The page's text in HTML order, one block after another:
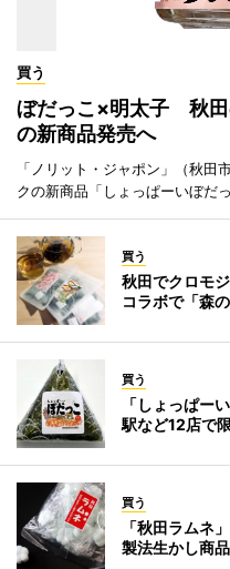
買う
ぼだっこ×明太子 秋田
の新商品発売へ
「ノリット・ジャポン」（秋田
クの新商品「しょっぱーいぼだ
買う
秋田でクロモ
コラボで「森
買う
「しょっぱー
駅など12店で
買う
「秋田ラムネ
製法生かし商